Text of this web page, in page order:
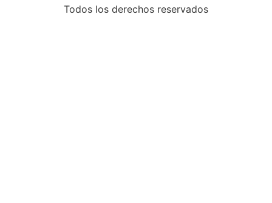
Todos los derechos reservados